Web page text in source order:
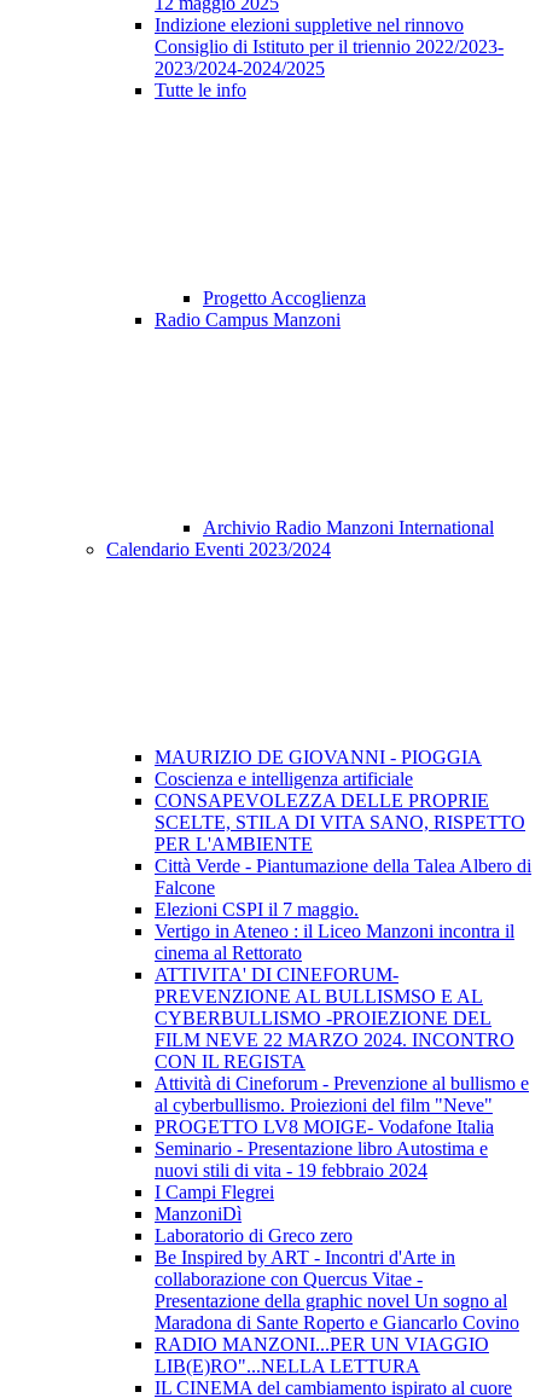
Indizione elezioni suppletive nel rinnovo
Consiglio di Istituto per il triennio 2022/2023-
2023/2024-2024/2025
Tutte le info
Progetto Accoglienza
Radio Campus Manzoni
Archivio Radio Manzoni International
Calendario Eventi 2023/2024
MAURIZIO DE GIOVANNI - PIOGGIA
Coscienza e intelligenza artificiale
CONSAPEVOLEZZA DELLE PROPRIE
SCELTE, STILA DI VITA SANO, RISPETTO
PER L'AMBIENTE
Città Verde - Piantumazione della Talea Albero di
Falcone
Elezioni CSPI il 7 maggio.
Vertigo in Ateneo : il Liceo Manzoni incontra il
cinema al Rettorato
ATTIVITA' DI CINEFORUM-
PREVENZIONE AL BULLISMSO E AL
CYBERBULLISMO -PROIEZIONE DEL
FILM NEVE 22 MARZO 2024. INCONTRO
CON IL REGISTA
Attività di Cineforum - Prevenzione al bullismo e
al cyberbullismo. Proiezioni del film "Neve"
PROGETTO LV8 MOIGE- Vodafone Italia
Seminario - Presentazione libro Autostima e
nuovi stili di vita - 19 febbraio 2024
I Campi Flegrei
ManzoniDì
Laboratorio di Greco zero
Be Inspired by ART - Incontri d'Arte in
collaborazione con Quercus Vitae -
Presentazione della graphic novel Un sogno al
Maradona di Sante Roperto e Giancarlo Covino
RADIO MANZONI...PER UN VIAGGIO
LIB(E)RO"...NELLA LETTURA
IL CINEMA del cambiamento ispirato al cuore